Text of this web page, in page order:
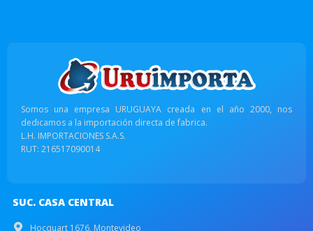
Somos una empresa URUGUAYA creada en el año 2000, nos
dedicamos a la importación directa de fabrica.
L.H. IMPORTACIONES S.A.S.
RUT: 216517090014
SUC. CASA CENTRAL
Hocquart 1676, Montevideo